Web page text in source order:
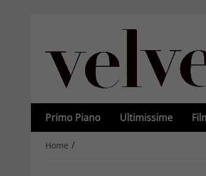
Primo Piano Ultimissime
Home /